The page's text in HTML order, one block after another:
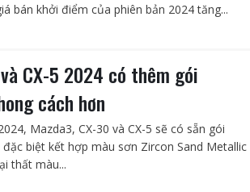
bán khởi điểm của phiên bản 2024 tăng...
CX-5 2024 có thêm gói
cách hơn
Mazda3, CX-30 và CX-5 sẽ có sẵn gói
biệt kết hợp màu sơn Zircon Sand Metallic
thất màu...